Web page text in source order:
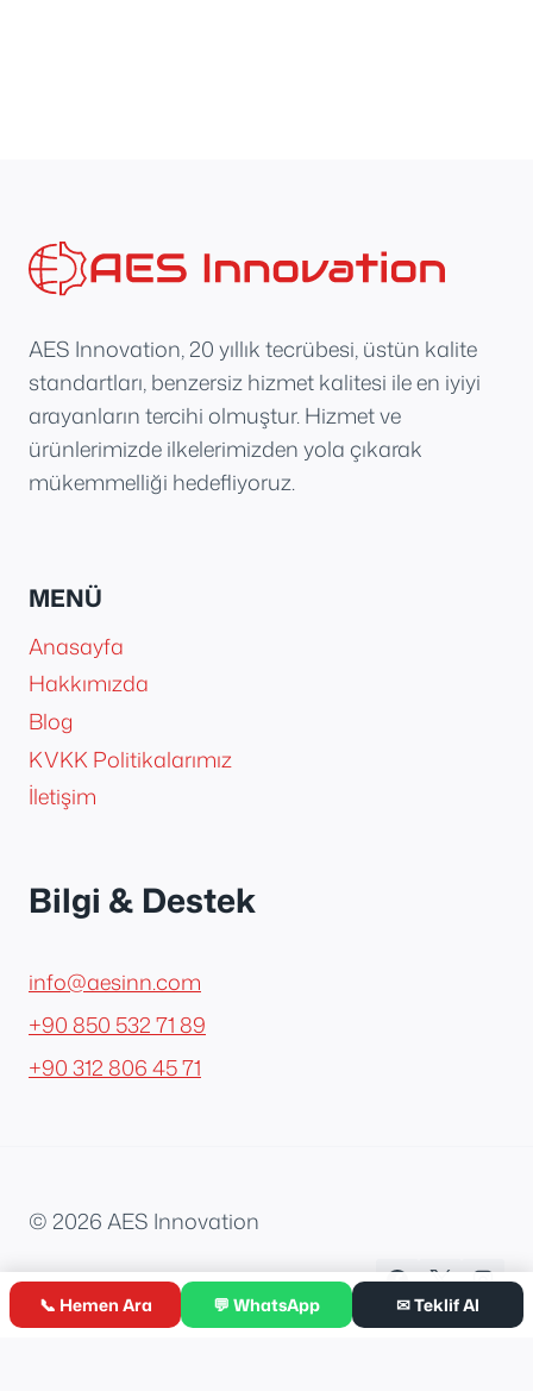
AES Innovation, 20 yıllık tecrübesi, üstün kalite
standartları, benzersiz hizmet kalitesi ile en iyiyi
arayanların tercihi olmuştur. Hizmet ve
ürünlerimizde ilkelerimizden yola çıkarak
mükemmelliği hedefliyoruz.
MENÜ
Anasayfa
Hakkımızda
Blog
KVKK Politikalarımız
İletişim
Bilgi & Destek
info@aesinn.com
+90 850 532 71 89
+90 312 806 45 71
© 2026 AES Innovation
📞 Hemen Ara 💬 WhatsApp ✉ Teklif Al